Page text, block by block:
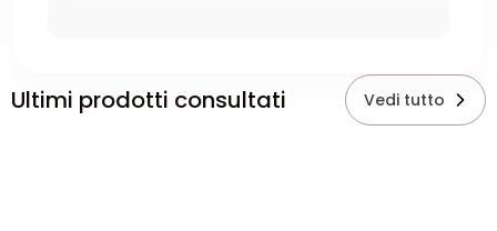
Ultimi prodotti consultati Vedi tutto